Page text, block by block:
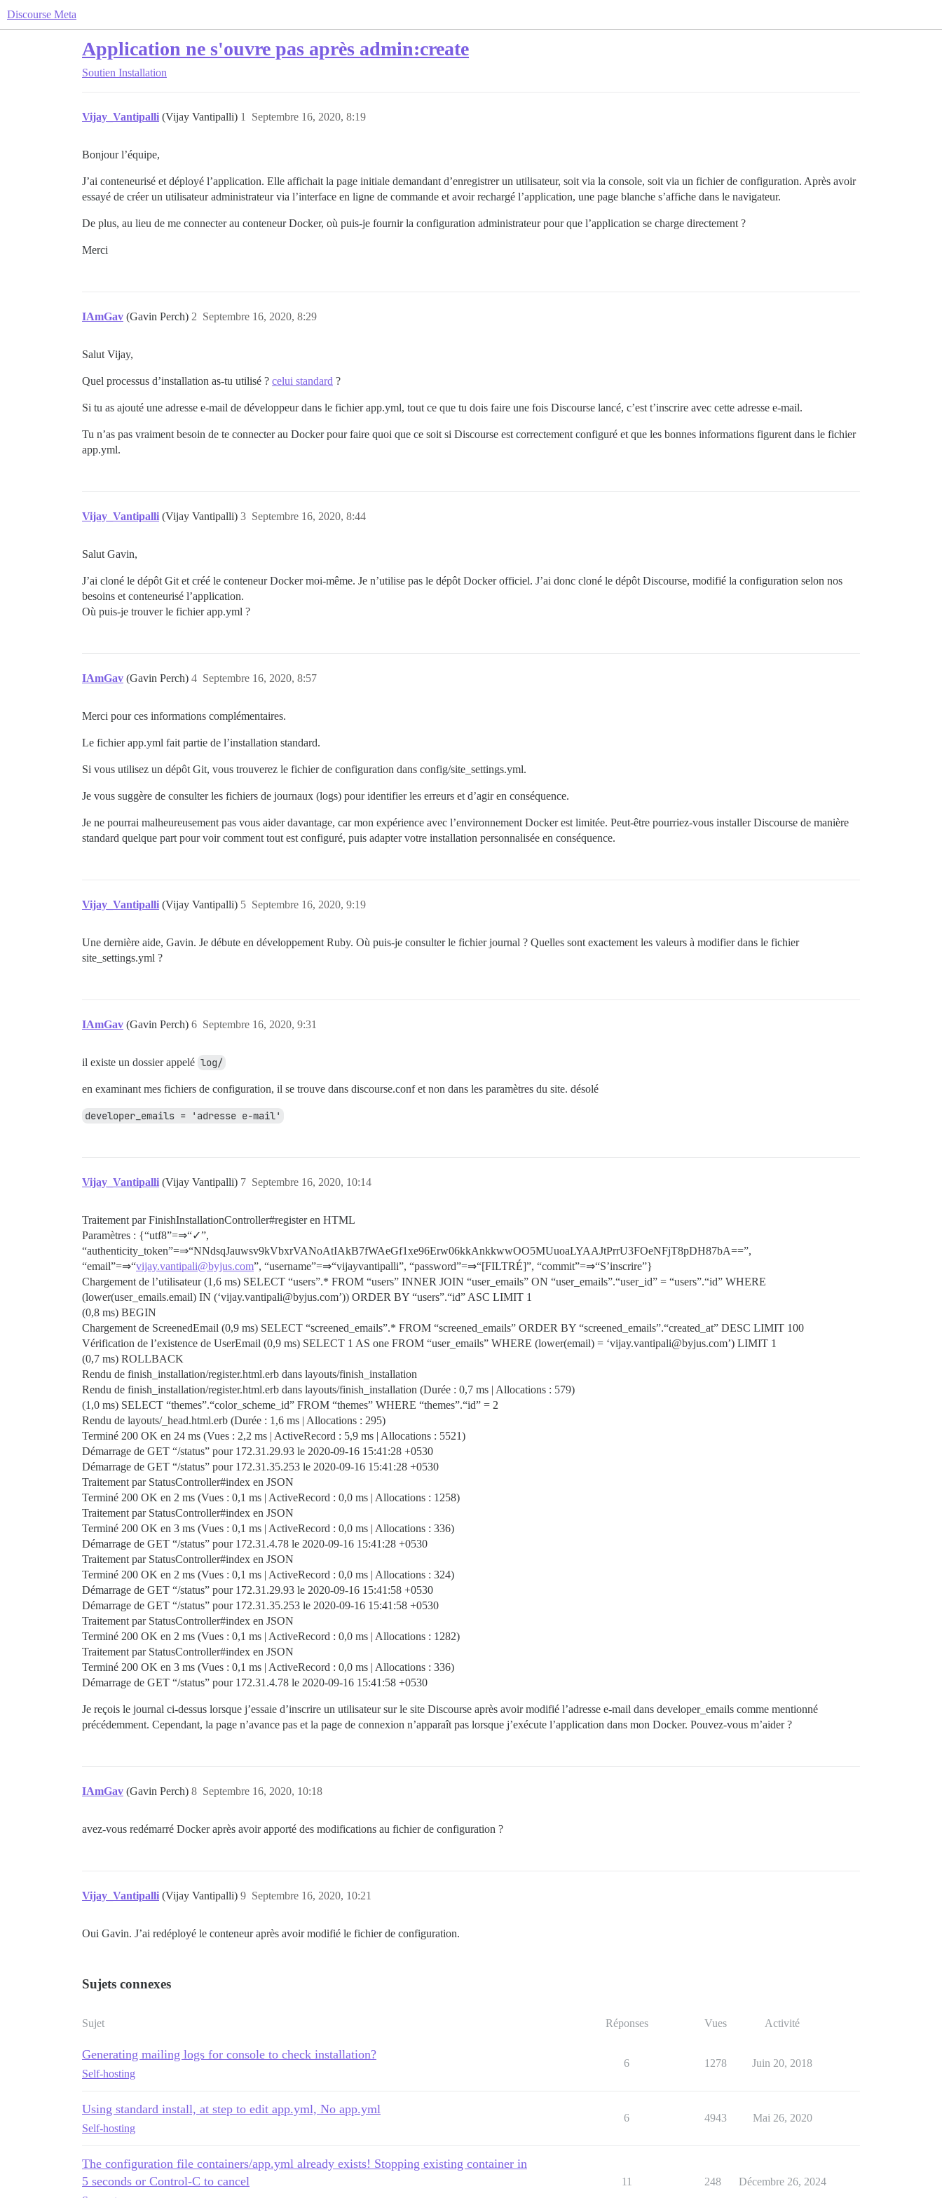
Discourse Meta
Application ne s'ouvre pas après admin:create
Soutien Installation
Vijay_Vantipalli (Vijay Vantipalli) Septembre 16, 2020, 8:19
1
Bonjour l’équipe,
J’ai conteneurisé et déployé l’application. Elle affichait la page initiale demandant d’enregistrer un utilisateur, soit via la console, soit via un fichier de configuration. Après avoir
essayé de créer un utilisateur administrateur via l’interface en ligne de commande et avoir rechargé l’application, une page blanche s’affiche dans le navigateur.
De plus, au lieu de me connecter au conteneur Docker, où puis-je fournir la configuration administrateur pour que l’application se charge directement ?
Merci
IAmGav (Gavin Perch) Septembre 16, 2020, 8:29
2
Salut Vijay,
Quel processus d’installation as-tu utilisé ? celui standard ?
Si tu as ajouté une adresse e-mail de développeur dans le fichier app.yml, tout ce que tu dois faire une fois Discourse lancé, c’est t’inscrire avec cette adresse e-mail.
Tu n’as pas vraiment besoin de te connecter au Docker pour faire quoi que ce soit si Discourse est correctement configuré et que les bonnes informations figurent dans le fichier
app.yml.
Vijay_Vantipalli (Vijay Vantipalli) Septembre 16, 2020, 8:44
3
Salut Gavin,
J’ai cloné le dépôt Git et créé le conteneur Docker moi-même. Je n’utilise pas le dépôt Docker officiel. J’ai donc cloné le dépôt Discourse, modifié la configuration selon nos
besoins et conteneurisé l’application.
Où puis-je trouver le fichier app.yml ?
IAmGav (Gavin Perch) Septembre 16, 2020, 8:57
4
Merci pour ces informations complémentaires.
Le fichier app.yml fait partie de l’installation standard.
Si vous utilisez un dépôt Git, vous trouverez le fichier de configuration dans config/site_settings.yml.
Je vous suggère de consulter les fichiers de journaux (logs) pour identifier les erreurs et d’agir en conséquence.
Je ne pourrai malheureusement pas vous aider davantage, car mon expérience avec l’environnement Docker est limitée. Peut-être pourriez-vous installer Discourse de manière
standard quelque part pour voir comment tout est configuré, puis adapter votre installation personnalisée en conséquence.
Vijay_Vantipalli (Vijay Vantipalli) Septembre 16, 2020, 9:19
5
Une dernière aide, Gavin. Je débute en développement Ruby. Où puis-je consulter le fichier journal ? Quelles sont exactement les valeurs à modifier dans le fichier
site_settings.yml ?
IAmGav (Gavin Perch) Septembre 16, 2020, 9:31
6
il existe un dossier appelé log/
en examinant mes fichiers de configuration, il se trouve dans discourse.conf et non dans les paramètres du site. désolé
developer_emails = 'adresse e-mail'
Vijay_Vantipalli (Vijay Vantipalli) Septembre 16, 2020, 10:14
7
Traitement par FinishInstallationController#register en HTML
Paramètres : {“utf8”=⇒“✓”,
“authenticity_token”=⇒“NNdsqJauwsv9kVbxrVANoAtIAkB7fWAeGf1xe96Erw06kkAnkkwwOO5MUuoaLYAAJtPrrU3FOeNFjT8pDH87bA==”,
“email”=⇒“vijay.vantipali@byjus.com”, “username”=⇒“vijayvantipalli”, “password”=⇒“[FILTRÉ]”, “commit”=⇒“S’inscrire”}
Chargement de l’utilisateur (1,6 ms) SELECT “users”.* FROM “users” INNER JOIN “user_emails” ON “user_emails”.“user_id” = “users”.“id” WHERE
(lower(user_emails.email) IN (‘vijay.vantipali@byjus.com’)) ORDER BY “users”.“id” ASC LIMIT 1
(0,8 ms) BEGIN
Chargement de ScreenedEmail (0,9 ms) SELECT “screened_emails”.* FROM “screened_emails” ORDER BY “screened_emails”.“created_at” DESC LIMIT 100
Vérification de l’existence de UserEmail (0,9 ms) SELECT 1 AS one FROM “user_emails” WHERE (lower(email) = ‘vijay.vantipali@byjus.com’) LIMIT 1
(0,7 ms) ROLLBACK
Rendu de finish_installation/register.html.erb dans layouts/finish_installation
Rendu de finish_installation/register.html.erb dans layouts/finish_installation (Durée : 0,7 ms | Allocations : 579)
(1,0 ms) SELECT “themes”.“color_scheme_id” FROM “themes” WHERE “themes”.“id” = 2
Rendu de layouts/_head.html.erb (Durée : 1,6 ms | Allocations : 295)
Terminé 200 OK en 24 ms (Vues : 2,2 ms | ActiveRecord : 5,9 ms | Allocations : 5521)
Démarrage de GET “/status” pour 172.31.29.93 le 2020-09-16 15:41:28 +0530
Démarrage de GET “/status” pour 172.31.35.253 le 2020-09-16 15:41:28 +0530
Traitement par StatusController#index en JSON
Terminé 200 OK en 2 ms (Vues : 0,1 ms | ActiveRecord : 0,0 ms | Allocations : 1258)
Traitement par StatusController#index en JSON
Terminé 200 OK en 3 ms (Vues : 0,1 ms | ActiveRecord : 0,0 ms | Allocations : 336)
Démarrage de GET “/status” pour 172.31.4.78 le 2020-09-16 15:41:28 +0530
Traitement par StatusController#index en JSON
Terminé 200 OK en 2 ms (Vues : 0,1 ms | ActiveRecord : 0,0 ms | Allocations : 324)
Démarrage de GET “/status” pour 172.31.29.93 le 2020-09-16 15:41:58 +0530
Démarrage de GET “/status” pour 172.31.35.253 le 2020-09-16 15:41:58 +0530
Traitement par StatusController#index en JSON
Terminé 200 OK en 2 ms (Vues : 0,1 ms | ActiveRecord : 0,0 ms | Allocations : 1282)
Traitement par StatusController#index en JSON
Terminé 200 OK en 3 ms (Vues : 0,1 ms | ActiveRecord : 0,0 ms | Allocations : 336)
Démarrage de GET “/status” pour 172.31.4.78 le 2020-09-16 15:41:58 +0530
Je reçois le journal ci-dessus lorsque j’essaie d’inscrire un utilisateur sur le site Discourse après avoir modifié l’adresse e-mail dans developer_emails comme mentionné
précédemment. Cependant, la page n’avance pas et la page de connexion n’apparaît pas lorsque j’exécute l’application dans mon Docker. Pouvez-vous m’aider ?
IAmGav (Gavin Perch) Septembre 16, 2020, 10:18
8
avez-vous redémarré Docker après avoir apporté des modifications au fichier de configuration ?
Vijay_Vantipalli (Vijay Vantipalli) Septembre 16, 2020, 10:21
9
Oui Gavin. J’ai redéployé le conteneur après avoir modifié le fichier de configuration.
Sujets connexes
Sujet Réponses Vues Activité
Generating mailing logs for console to check installation?
Self-hosting
6 1278 Juin 20, 2018
Using standard install, at step to edit app.yml, No app.yml
Self-hosting
6 4943 Mai 26, 2020
The configuration file containers/app.yml already exists! Stopping existing container in
5 seconds or Control-C to cancel
11 248 Décembre 26, 2024